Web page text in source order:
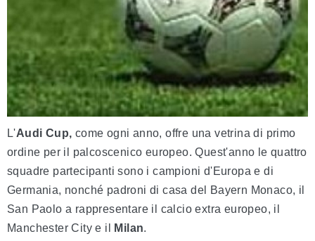
L'Audi Cup, come ogni anno, offre una vetrina di primo
ordine per il palcoscenico europeo. Quest'anno le quattro
squadre partecipanti sono i campioni d'Europa e di
Germania, nonché padroni di casa del Bayern Monaco, il
San Paolo a rappresentare il calcio extra europeo, il
Manchester City e il
Milan.